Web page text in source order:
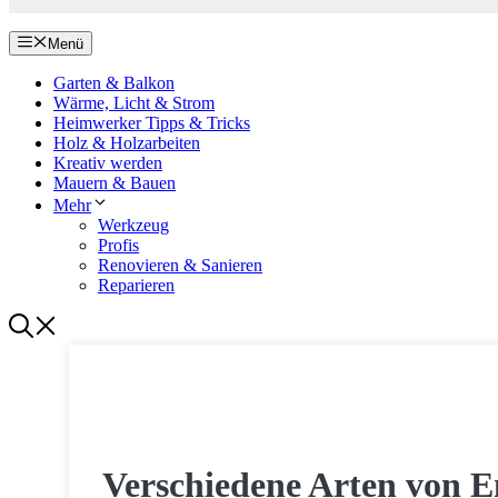
Menü
Garten & Balkon
Wärme, Licht & Strom
Heimwerker Tipps & Tricks
Holz & Holzarbeiten
Kreativ werden
Mauern & Bauen
Mehr
Werkzeug
Profis
Renovieren & Sanieren
Reparieren
Verschiedene Arten von